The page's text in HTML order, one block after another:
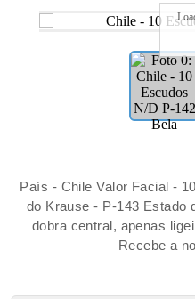
País - Chile Valor Facial -
do Krause - P-143 Estado
dobra central, apenas
Recebe a